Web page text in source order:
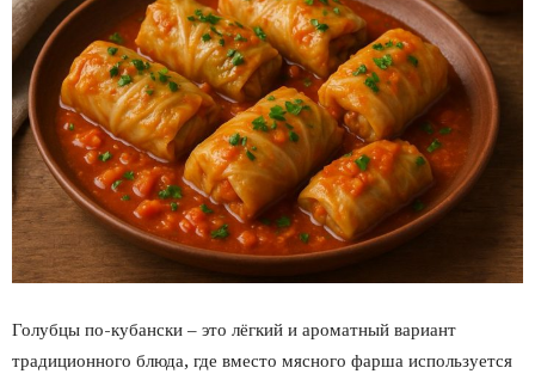
Голубцы по-кубански – это лёгкий и ароматный вариант
традиционного блюда, где вместо мясного фарша используется